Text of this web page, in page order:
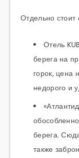
Отдельно стоит
Отель
берега на
горок, цена
недорого и
берега.
также